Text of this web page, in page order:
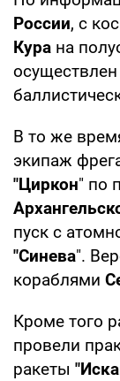
России, с
Кура на
В то же
экипаж
"Циркон" по
пуск с
"Синева".
кораблями
Кроме того
провели
ракеты